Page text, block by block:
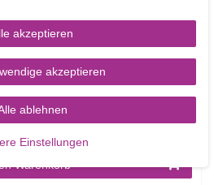
50 Drähte pro Packung
Warenkorb
akzeptieren
akzeptieren
ablehnen
Einstellungen